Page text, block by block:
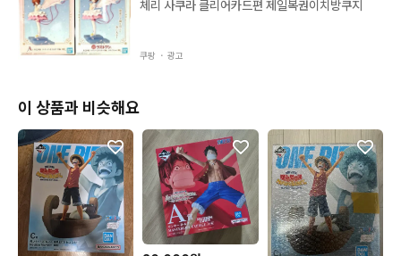
체리 사쿠라 클리어카드편 제일복권이치방쿠지
쿠팡 ・ 광고
이 상품과 비슷해요